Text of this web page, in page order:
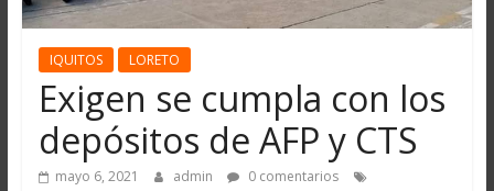
IQUITOS LORETO
Exigen se cumpla con los
depósitos de AFP y CTS
mayo 6, 2021 admin
0 comentarios